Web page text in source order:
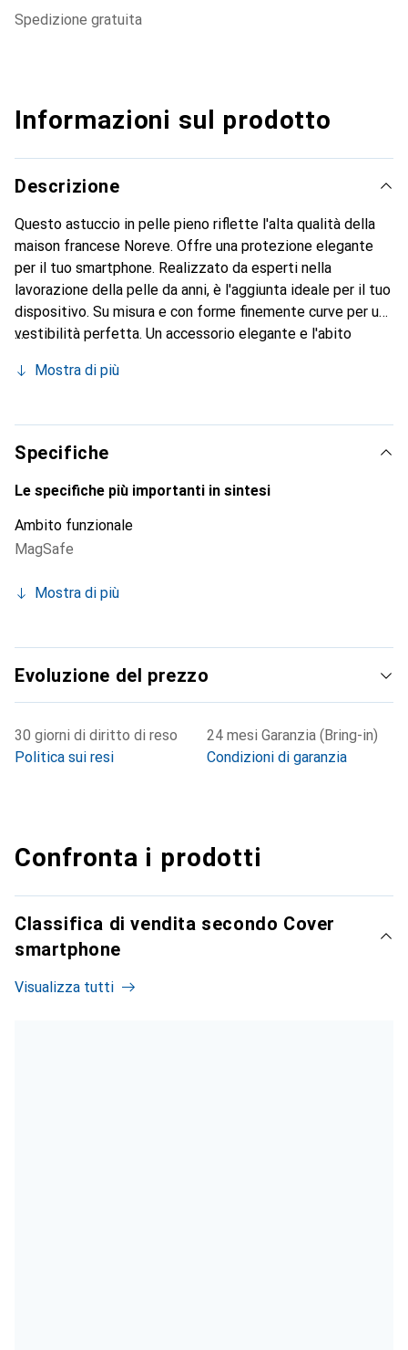
spedizione gratuita
Informazioni sul prodotto
Descrizione
Questo astuccio in pelle pieno riflette l'alta qualità della
maison francese Noreve. Offre una protezione elegante
per il tuo smartphone. Realizzato da esperti nella
lavorazione della pelle da anni, è l'aggiunta ideale per il tuo
dispositivo. Su misura e con forme finemente curve per una
vestibilità perfetta. Un accessorio elegante e l'abito
conosciuto a livello internazionale per i suoi prodotti di
cliente esigente.
Mostra di più
Specifiche
Le specifiche più importanti in sintesi
Ambito funzionale
MagSafe
Mostra di più
Evoluzione del prezzo
30 giorni di diritto di reso
Politica sui resi
24 mesi Garanzia (Bring-in)
Condizioni di garanzia
Confronta i prodotti
Classifica di vendita secondo Cover
smartphone
Visualizza tutti